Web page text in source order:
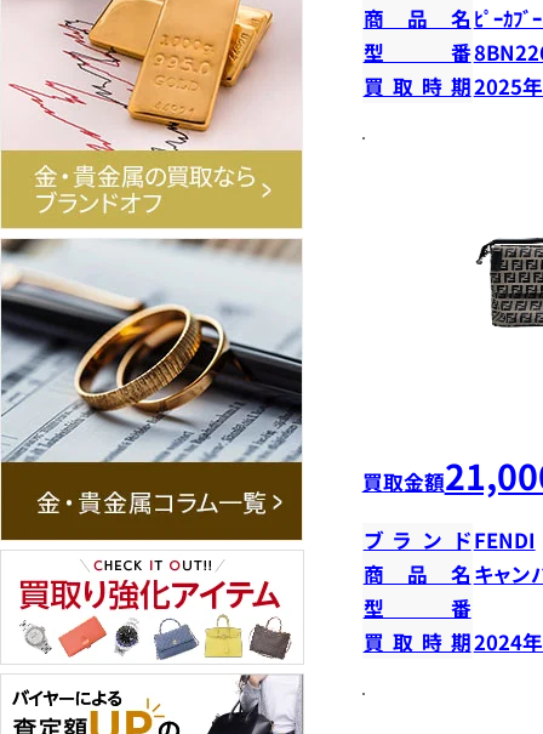
商品名 ﾋﾟｰｶﾌ
型番
買取時期2025
買取金額
ブランドFENDI
商品名 キャン
型番
買取時期2024